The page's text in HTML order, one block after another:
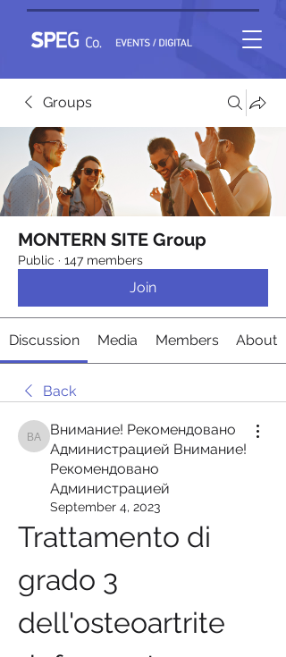
Groups
MONTERN SITE Group
Public · 147 members
Join
Discussion Media Members About
Back
Внимание! Рекомендовано Администрацией
Внимание! Рекомендовано
Администрацией Внимание!
Рекомендовано
Администрацией
September 4, 2023
Trattamento di
grado 3
dell'osteoartrite